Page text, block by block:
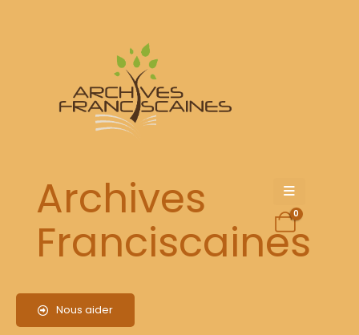
Archives
Franciscaines
Nous aider
0
C’est un recueil à peine plus grand qu’un paquet de cigarettes, mal ficelé,
dépenaillé, sans couverture. Cent vingt-deux feuillets d’un mauvais
parchemin, couverts de caractères latins minuscules et partiellement effacés.
Autant dire un ouvrage à la limite du déchiffrable. Vendredi 16 janvier, à la
réunis pour l’occasion. Elle a aussi confirmé la fierté des responsables de la
Bibliothèque nationale de France (BNF), qui vient d’acquérir ce manuscrit